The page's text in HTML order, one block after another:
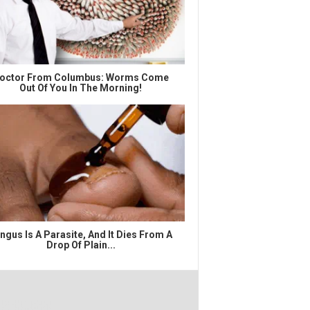
From Columbus: Worms Come
Out Of You In The Morning!
Is A Parasite, And It Dies From A
Drop Of Plain...